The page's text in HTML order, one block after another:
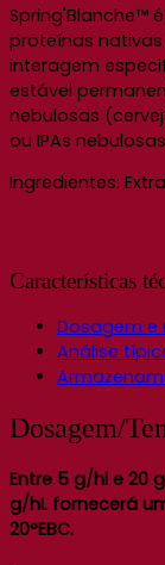
Spring'Blanche™
proteínas
interagem
estável
nebulosas
ou IPAs
Ingredientes:
Características
Dosagem e
Análise
Dosagem/
Entre 5 g/hl e 20
g/hL fornecerá
20°EBC.